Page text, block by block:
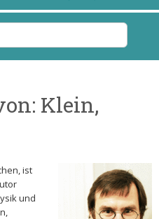
Klein,
ist
und